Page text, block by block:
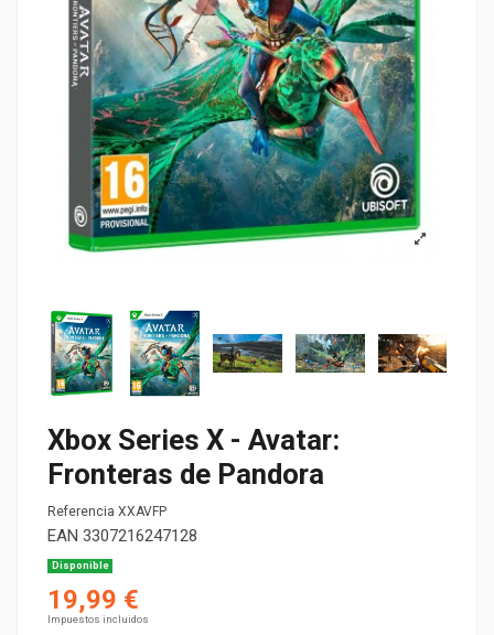
Xbox Series X - Avatar:
Fronteras de Pandora
Referencia XXAVFP
EAN 3307216247128
Disponible
19,99 €
Impuestos incluidos